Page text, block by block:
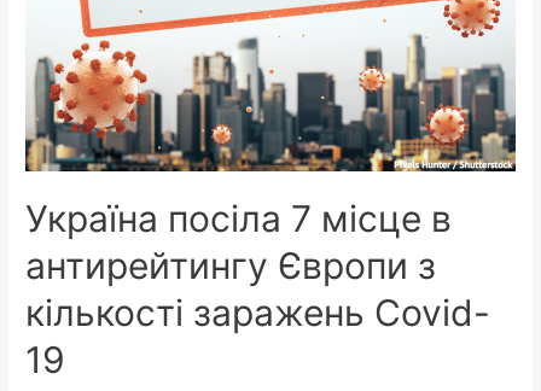
обдумувати
відповіді!
Україна посіла 7 місце в
антирейтингу Європи з
кількості заражень Covid-
19